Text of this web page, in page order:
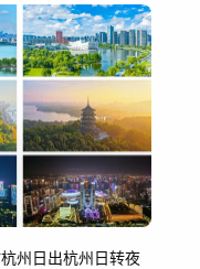
杭州日出杭州日转夜